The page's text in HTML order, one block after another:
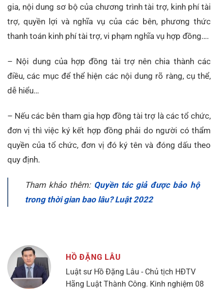
gia, nội dung sơ bộ của chương trình tài trợ, kinh phí tài
trợ, quyền lợi và nghĩa vụ của các bên, phương thức
thanh toán kinh phí tài trợ, vi phạm nghĩa vụ hợp đồng….
– Nội dung của hợp đồng tài trợ nên chia thành các
điều, các mục để thể hiện các nội dung rõ ràng, cụ thể,
dễ hiểu…
– Nếu các bên tham gia hợp đồng tài trợ là các tổ chức,
đơn vị thì việc ký kết hợp đồng phải do người có thẩm
quyền của tổ chức, đơn vị đó ký tên và đóng dấu theo
quy định.
Tham khảo thêm: Quyền tác giả được bảo hộ
trong thời gian bao lâu? Luật 2022
HỒ ĐẶNG LÂU
Luật sư Hồ Đặng Lâu - Chủ tịch HĐTV
Hãng Luật Thành Công. Kinh nghiệm 08